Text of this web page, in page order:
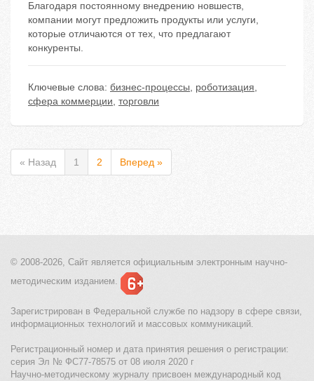
Благодаря постоянному внедрению новшеств,
компании могут предложить продукты или услуги,
которые отличаются от тех, что предлагают
конкуренты.
Ключевые слова: бизнес-процессы, роботизация,
сфера коммерции, торговли
« Назад 1 2 Вперед »
© 2008-2026, Сайт является официальным электронным научно-
методическим изданием.
Зарегистрирован в Федеральной службе по надзору в сфере связи,
информационных технологий и массовых коммуникаций.
Регистрационный номер и дата принятия решения о регистрации:
серия Эл № ФС77-78575 от 08 июля 2020 г
Научно-методическому журналу присвоен международный код